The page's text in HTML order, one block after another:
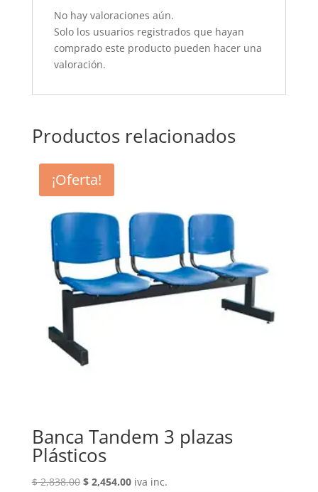
No hay valoraciones aún.
Solo los usuarios registrados que hayan
comprado este producto pueden hacer una
valoración.
Productos relacionados
¡Oferta!
Banca Tandem 3 plazas
Plásticos
$2,838.00 El
$2,454.00Eliva inc.